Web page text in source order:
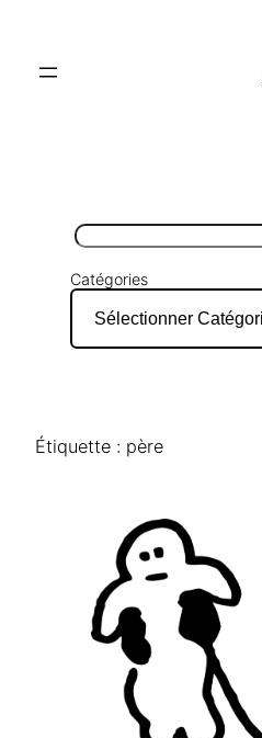
contenu
Rechercher
Catégories
Étiquette : père